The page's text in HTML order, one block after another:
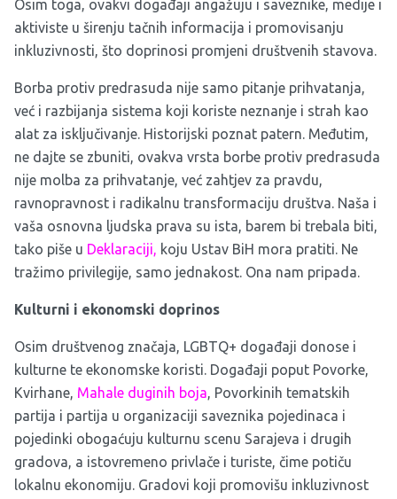
Osim toga, ovakvi događaji angažuju i saveznike, medije i
aktiviste u širenju tačnih informacija i promovisanju
inkluzivnosti, što doprinosi promjeni društvenih stavova.
Borba protiv predrasuda nije samo pitanje prihvatanja,
već i razbijanja sistema koji koriste neznanje i strah kao
alat za isključivanje. Historijski poznat patern. Međutim,
ne dajte se zbuniti, ovakva vrsta borbe protiv predrasuda
nije molba za prihvatanje, već zahtjev za pravdu,
ravnopravnost i radikalnu transformaciju društva. Naša i
vaša osnovna ljudska prava su ista, barem bi trebala biti,
tako piše u Deklaraciji, koju Ustav BiH mora pratiti. Ne
tražimo privilegije, samo jednakost. Ona nam pripada.
Kulturni i ekonomski doprinos
Osim društvenog značaja, LGBTQ+ događaji donose i
kulturne te ekonomske koristi. Događaji poput Povorke,
Kvirhane, Mahale duginih boja, Povorkinih tematskih
partija i partija u organizaciji saveznika pojedinaca i
pojedinki obogaćuju kulturnu scenu Sarajeva i drugih
gradova, a istovremeno privlače i turiste, čime potiču
lokalnu ekonomiju. Gradovi koji promovišu inkluzivnost